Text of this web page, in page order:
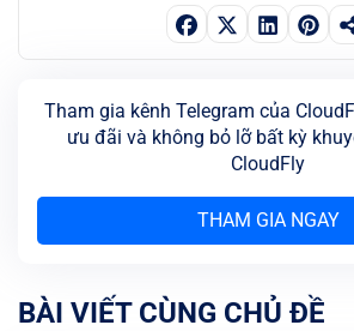
Tham gia kênh Telegram của
ưu đãi và không bỏ lỡ bất kỳ
CloudFly
THAM GIA NGAY
BÀI VIẾT CÙNG CHỦ ĐỀ